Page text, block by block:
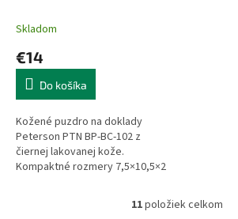
Skladom
€14
Do košíka
Kožené puzdro na doklady
Peterson PTN BP-BC-102 z
čiernej lakovanej kože.
Kompaktné rozmery 7,5×10,5×2
O
11položiek celkom